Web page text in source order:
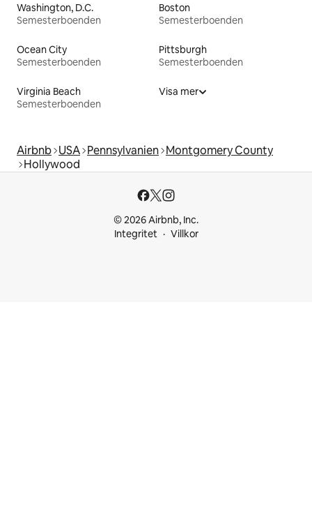
Washington, D.C.
Semesterboenden
Boston
Semesterboenden
Ocean City
Semesterboenden
Pittsburgh
Semesterboenden
Virginia Beach
Semesterboenden
Visa mer
Airbnb USA Pennsylvanien Montgomery County
Hollywood
© 2026 Airbnb, Inc.
Integritet
Villkor